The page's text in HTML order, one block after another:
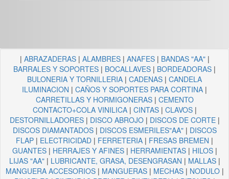
| ABRAZADERAS| ALAMBRES| ANAFES| BANDAS "AA"|
BARRALES Y SOPORTES | BOCALLAVES | BORDEADORAS |
BULONERIA Y TORNILLERIA | CADENAS | CANDELA
ILUMINACION | CAÑOS Y SOPORTES PARA CORTINA |
CARRETILLAS Y HORMIGONERAS| CEMENTO
CONTACTO+COLA VINILICA| CINTAS| CLAVOS|
DESTORNILLADORES| DISCO ABROJO| DISCOS DE CORTE|
DISCOS DIAMANTADOS| DISCOS ESMERILES"AA"| DISCOS
FLAP | ELECTRICIDAD | FERRETERIA | FRESAS BREMEN |
GUANTES| HERRAJES Y AFINES| HERRAMIENTAS| HILOS|
LIJAS "AA"| LUBRICANTE, GRASA, DESENGRASAN | MALLAS|
MANGUERA ACCESORIOS| MANGUERAS| MECHAS| NODULO|